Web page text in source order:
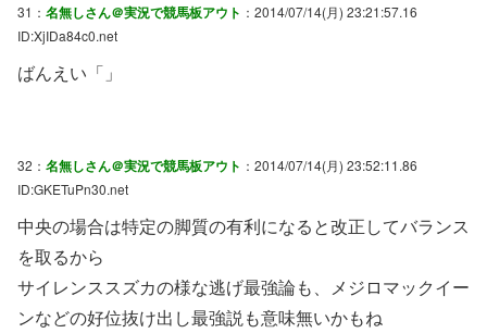
31： 名無しさん＠実況で競馬板アウト ：2014/07/14(月) 23:21:57.16
ID:XjIDa84c0.net
ばんえい「」
32： 名無しさん＠実況で競馬板アウト ：2014/07/14(月) 23:52:11.86
ID:GKETuPn30.net
中央の場合は特定の脚質の有利になると改正してバランス
を取るから
サイレンススズカの様な逃げ最強論も、メジロマックイー
ンなどの好位抜け出し最強説も意味無いかもね